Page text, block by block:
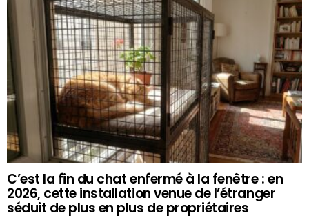
C’est la fin du chat enfermé à la fenêtre : en
2026, cette installation venue de l’étranger
séduit de plus en plus de propriétaires